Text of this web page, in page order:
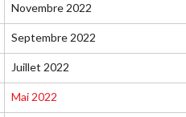
Para/Fauteuil
Roulant
Pickleball
Développement
à long terme du
Novembre 2022
Septembre 2022
Juillet 2022
Mai 2022